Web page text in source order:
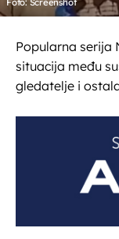
Foto: Screenshot
Popularna serija
situacija među
gledatelje i